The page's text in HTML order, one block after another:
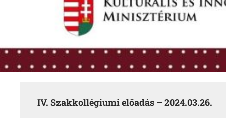
IV. Szakkollégiumi előadás – 2024.03.26.